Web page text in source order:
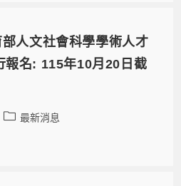
人文社會科學學術人才
報名: 115年10月20日截
最新消息